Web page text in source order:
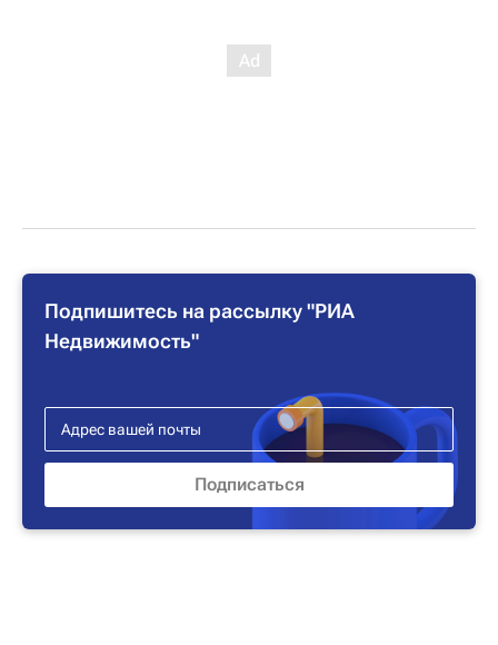
Подпишитесь на рассылку "РИА
Недвижимость"